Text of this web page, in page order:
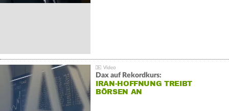
Dax auf Rekordkurs:
IRAN-HOFFNUNG TREIBT
BÖRSEN AN